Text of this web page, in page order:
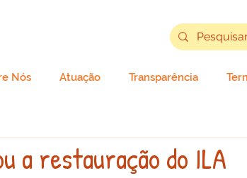
Nós Atuação Transparência
a restauração do ILA